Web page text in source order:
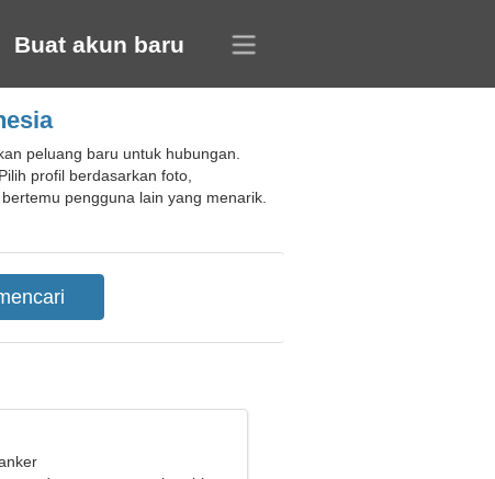
Buat akun baru
peluang baru untuk hubungan.
profil berdasarkan foto,
pengguna lain yang menarik.